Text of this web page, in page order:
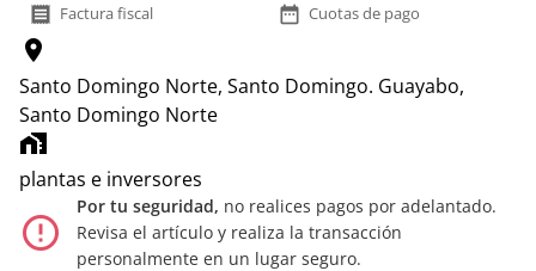
receipt Factura fiscal date_range Cuotas de pago
location_on
Santo Domingo Norte, Santo Domingo. Guayabo,
Santo Domingo Norte
home_work
plantas e inversores
error_outline
Por tu seguridad, no realices pagos por adelantado.
Revisa el artículo y realiza la transacción
personalmente en un lugar seguro.